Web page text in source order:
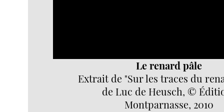
Le renard pâle
Extrait de "Sur les traces du
de Luc de Heusch, ©
Montparnasse, 2010